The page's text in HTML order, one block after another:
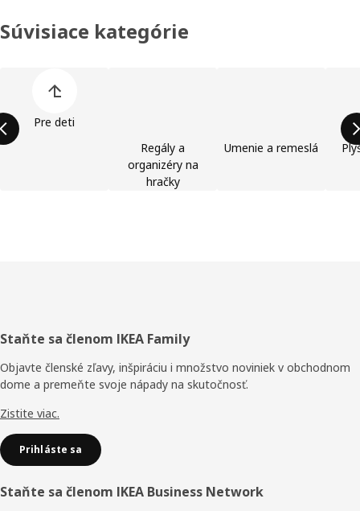
Súvisiace kategórie
Pre deti
Regály a
organizéry na
hračky
Umenie a remeslá
Päta
stránky
Staňte sa členom IKEA Family
Objavte členské zľavy, inšpiráciu i množstvo noviniek v obchodnom
dome a premeňte svoje nápady na skutočnosť.
Zistite viac.
Prihláste sa
Staňte sa členom IKEA Business Network